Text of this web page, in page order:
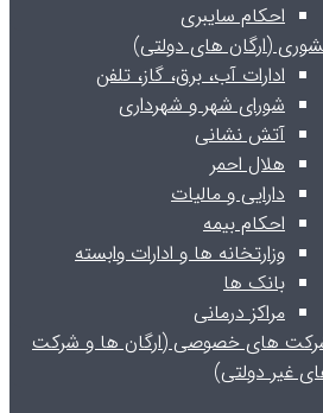
احکام سایبری
(ارگان های دولتی)
ادارات آب، برق، گاز، تلفن
شورای شهر و شهرداری
آتش نشانی
هلال احمر
دارایی و مالیات
احکام بیمه
وزارتخانه ها و ادارات وابسته
بانک ها
مراکز درمانی
های خصوصی (ارگان ها و شرکت
غیر دولتی)